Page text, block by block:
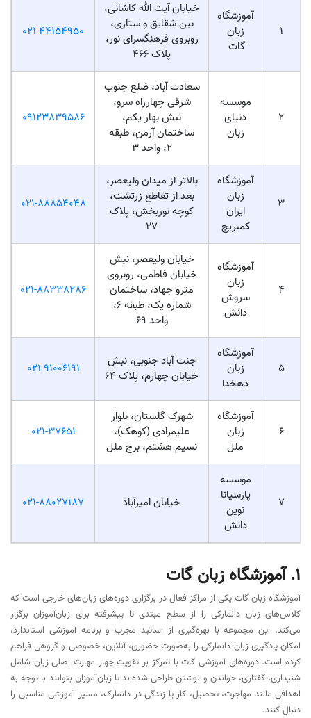
1
آموزشگاه
زبان
گات
خیابان آیت الله کاشانی،
بین شقایق و ستاری،
روبروی فرهنگسرای نور،
پلاک 466
021-44154950
2
موسسه
دنیای
زبان
سعادت آباد، ضلع جنوب
شرقی چهارراه سرو،
نبش بهار یکم،
ساختمان آرمن، طبقه
۲، واحد ۳
09123839586
3
آموزشگاه
زبان
ایران
کمبریج
بالاتر از میدان ولیعصر،
بعد از تقاطع زرتشت،
کوچه نوربخش، پلاک
۲۷
021-88854048
4
آموزشگاه
زبان
سروش
دانش
خیابان ولیعصر، نبش
خیابان فاطمی، روبروی
مترو جهاد، ساختمان
شماره یک، طبقه ۶،
واحد ۶۹
021-88338286
5
آموزشگاه
زبان
دهخدا
جنت آباد جنوبی، نبش
خیابان چهارم، پلاک 64​
021-91006191
6
آموزشگاه
زبان
ملل
شهرک گلستان، بلوار
علیمرادی (کوهک)،
نسیم هشتم، برج ملل
021-37651
7
موسسه
پارسیانا
نوین
دانش
خیابان امیرآباد 021-88027187
1. آموزشگاه زبان گات
آموزشگاه زبان گات یکی از مراکز فعال در برگزاری دوره‌های زبان‌های خارجی است که
کلاس‌های زبان دانمارکی را از سطح مبتدی تا پیشرفته برای زبان‌آموزان برگزار
می‌کند. این مجموعه با بهره‌گیری از اساتید مجرب و برنامه آموزشی استاندارد،
امکان یادگیری زبان دانمارکی را به‌صورت حضوری، آنلاین، خصوصی و گروهی فراهم
کرده است. دوره‌های آموزشی گات با تمرکز بر تقویت چهار مهارت اصلی زبان شامل
شنیداری، گفتاری، خواندن و نوشتن طراحی شده‌اند تا زبان‌آموزان بتوانند با توجه به
اهدافی مانند مهاجرت، تحصیل، کار یا زندگی در دانمارک، مسیر آموزشی مناسبی را
دنبال کنند.